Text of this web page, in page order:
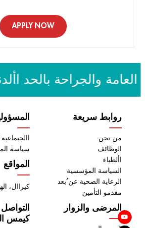
APPLY NOW
والجراحة بالحد
روابط سريعة
من نحن
الوظائف
األطباء
السياسة المؤسسية
الرعاية الصحية عن ُبعد
مقدمو التأمين
سياسة
المواقع
كيراال،
المرضى والزوار
كيمس